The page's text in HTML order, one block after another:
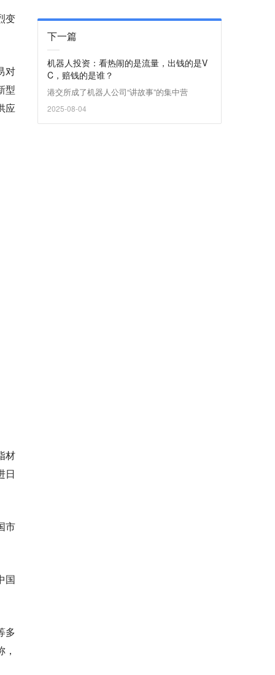
变
对
型
应
材
日
市
国
多
下一篇
机器人投资：看热闹的是流量，出钱的是V
C，赔钱的是谁？
港交所成了机器人公司“讲故事”的集中营
2025-08-04